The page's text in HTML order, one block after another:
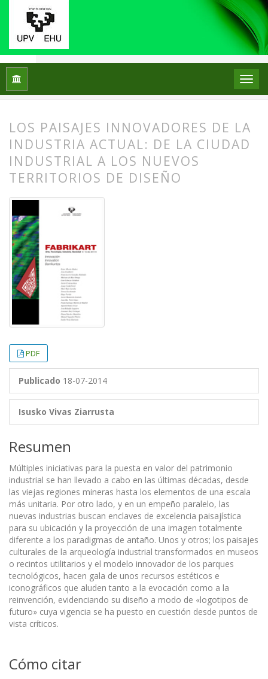
Inicio Artículos
LOS PAISAJES INNOVADORES DE LA
INDUSTRIA ACTUAL: DE LA CIUDAD
INDUSTRIAL A LOS NUEVOS
TERRITORIOS DE DISEÑO
PDF
Publicado 18-07-2014
Isusko Vivas Ziarrusta
Resumen
Múltiples iniciativas para la puesta en valor del patrimonio
industrial se han llevado a cabo en las últimas décadas, desde
las viejas regiones mineras hasta los elementos de una escala
más unitaria. Por otro lado, y en un empeño paralelo, las
nuevas industrias buscan enclaves de excelencia paisajística
para su ubicación y la proyección de una imagen totalmente
diferente a los paradigmas de antaño. Unos y otros; los paisajes
culturales de la arqueología industrial transformados en museos
o recintos utilitarios y el modelo innovador de los parques
tecnológicos, hacen gala de unos recursos estéticos e
iconográficos que aluden tanto a la evocación como a la
reinvención, evidenciando su diseño a modo de «logotipos de
futuro» cuya vigencia se ha puesto en cuestión desde puntos de
vista críticos.
Cómo citar